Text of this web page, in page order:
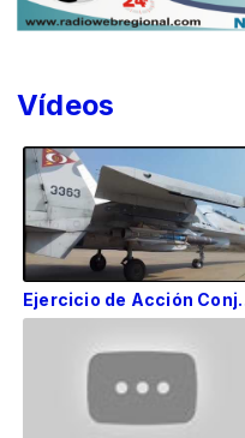
Vídeos
Ejercicio de Acción